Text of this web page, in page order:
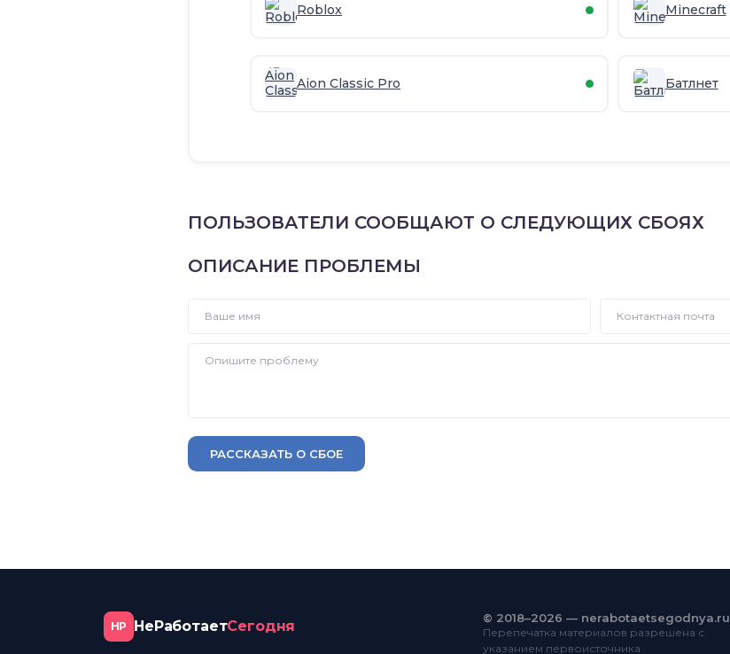
Roblox Minecraft
Aion Classic Pro Батлнет
ПОЛЬЗОВАТЕЛИ СООБЩАЮТ О СЛЕДУЮЩИХ СБОЯХ
ОПИСАНИЕ ПРОБЛЕМЫ
РАССКАЗАТЬ О СБОЕ
НР НеРаботаетСегодня © 2018–2026 — nerabotaetsegodnya.ru
Перепечатка материалов разрешена с
указанием первоисточника